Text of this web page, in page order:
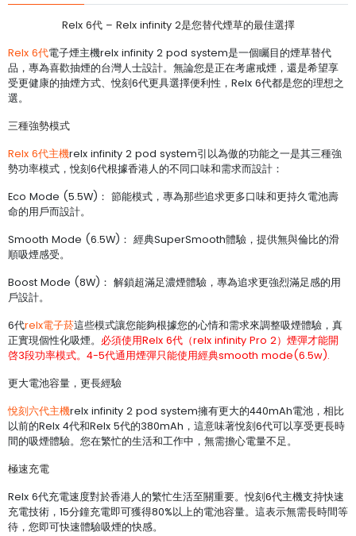
Relx 6代 – Relx infinity 2是您替代煙草的最佳選擇
Relx 6代電子煙主機relx infinity 2 pod system是一個矚目的煙草替代
品，專為喜歡抽煙的台灣人士設計。無論您是正在考慮戒煙，還是希望享
受更健康的抽煙方式、悅刻6代更具選擇便利性，Relx 6代都是您的理想之
選。
三種強勢模式
Relx 6代主機relx infinity 2 pod system引以為傲的功能之一是其三種強
勢功率模式，悅刻6代根據香港人的不同口味和需求而設計：
Eco Mode (5.5W)： 節能模式，專為那些追求更多口味和更持久電池壽
命的用戶而設計。
Smooth Mode (6.5W)： 經典SuperSmooth體驗，提供無與倫比的滑
順吸煙感受。
Boost Mode (8W)： 解鎖超滿足濃煙體驗，專為追求更強烈滿足感的用
戶設計。
6代relx電子菸這些模式讓您能夠根據您的心情和需求來調整吸煙體驗，真
正實現個性化吸煙。 必須使用Relx 6代（relx infinity Pro 2）煙彈才能開
啓3段功率模式。4-5代通用煙彈只能使用經典smooth mode(6.5w).
更大電池容量，更長經驗
悅刻六代主機relx infinity 2 pod system擁有更大的440mAh電池，相比
以前的Relx 4代和Relx 5代的380mAh，這意味著悅刻6代可以享受更長時
間的吸煙體驗。您在繁忙的生活和工作中，無需擔心電量不足。
極速充電
Relx 6代充電速度對於香港人的繁忙生活至關重要。悅刻6代主機支持快速
充電技術，15分鐘充電即可獲得80%以上的電池容量。這表示無需長時間等
待，您即可快速體驗吸煙的快感。